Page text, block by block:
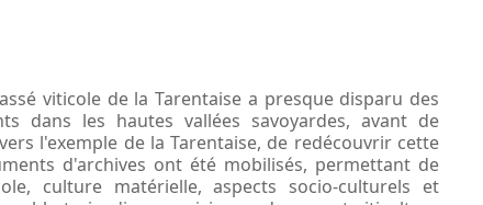
viticole de la Tarentaise a presque disparu des
dans les hautes vallées savoyardes, avant de
l'exemple de la Tarentaise, de redécouvrir cette
d'archives ont été mobilisés, permettant de
culture matérielle, aspects socio-culturels et